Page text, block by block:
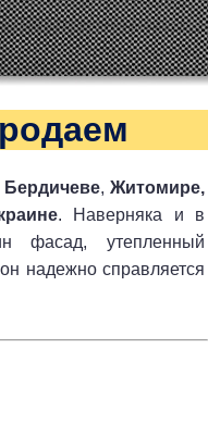
, Житомире,
. Наверняка и в
фасад, утепленный
надежно справляется